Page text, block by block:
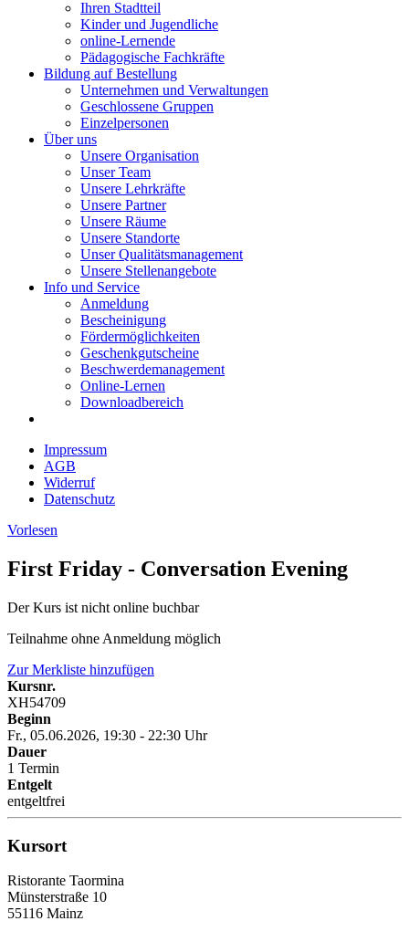
Ihren Stadtteil
Kinder und Jugendliche
online-Lernende
Pädagogische Fachkräfte
Bildung auf Bestellung
Unternehmen und Verwaltungen
Geschlossene Gruppen
Einzelpersonen
Über uns
Unsere Organisation
Unser Team
Unsere Lehrkräfte
Unsere Partner
Unsere Räume
Unsere Standorte
Unser Qualitätsmanagement
Unsere Stellenangebote
Info und Service
Anmeldung
Bescheinigung
Fördermöglichkeiten
Geschenkgutscheine
Beschwerdemanagement
Online-Lernen
Downloadbereich
Impressum
AGB
Widerruf
Datenschutz
Vorlesen
First Friday - Conversation Evening
Der Kurs ist nicht online buchbar
Teilnahme ohne Anmeldung möglich
Zur Merkliste hinzufügen
Kursnr.
XH54709
Beginn
Fr., 05.06.2026, 19:30 - 22:30 Uhr
Dauer
1 Termin
Entgelt
entgeltfrei
Kursort
Ristorante Taormina
Münsterstraße 10
55116 Mainz